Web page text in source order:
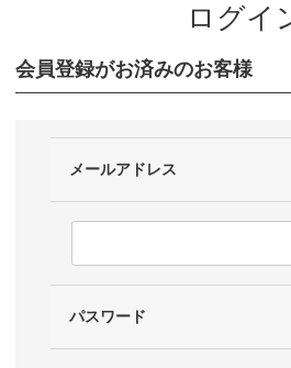
ログイ
会員登録がお済みのお客様
メールアドレス
パスワード